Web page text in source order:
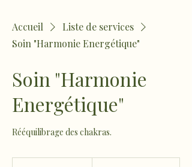
Accueil
Liste de services
Soin "Harmonie Energétique"
Soin "Harmonie
Energétique"
Rééquilibrage des chakras.